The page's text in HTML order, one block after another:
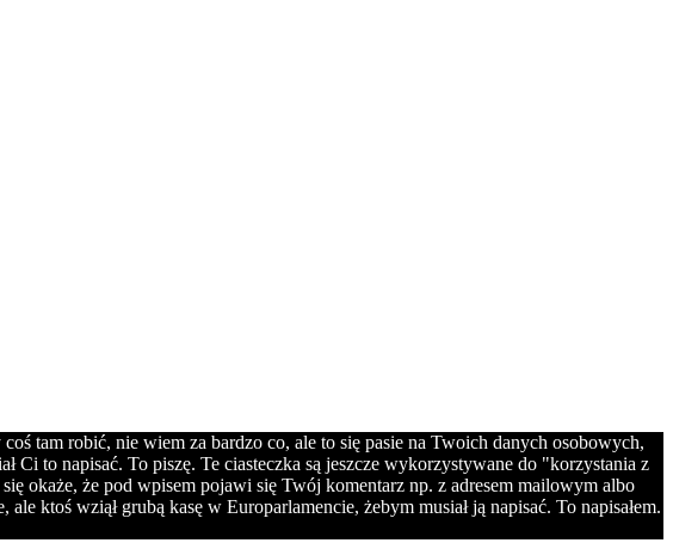
tam robić, nie wiem za bardzo co, ale to się pasie na Twoich danych osobowych,
Ci to napisać. To piszę. Te ciasteczka są jeszcze wykorzystywane do "korzystania z
okaże, że pod wpisem pojawi się Twój komentarz np. z adresem mailowym albo
ktoś wziął grubą kasę w Europarlamencie, żebym musiał ją napisać. To napisałem.